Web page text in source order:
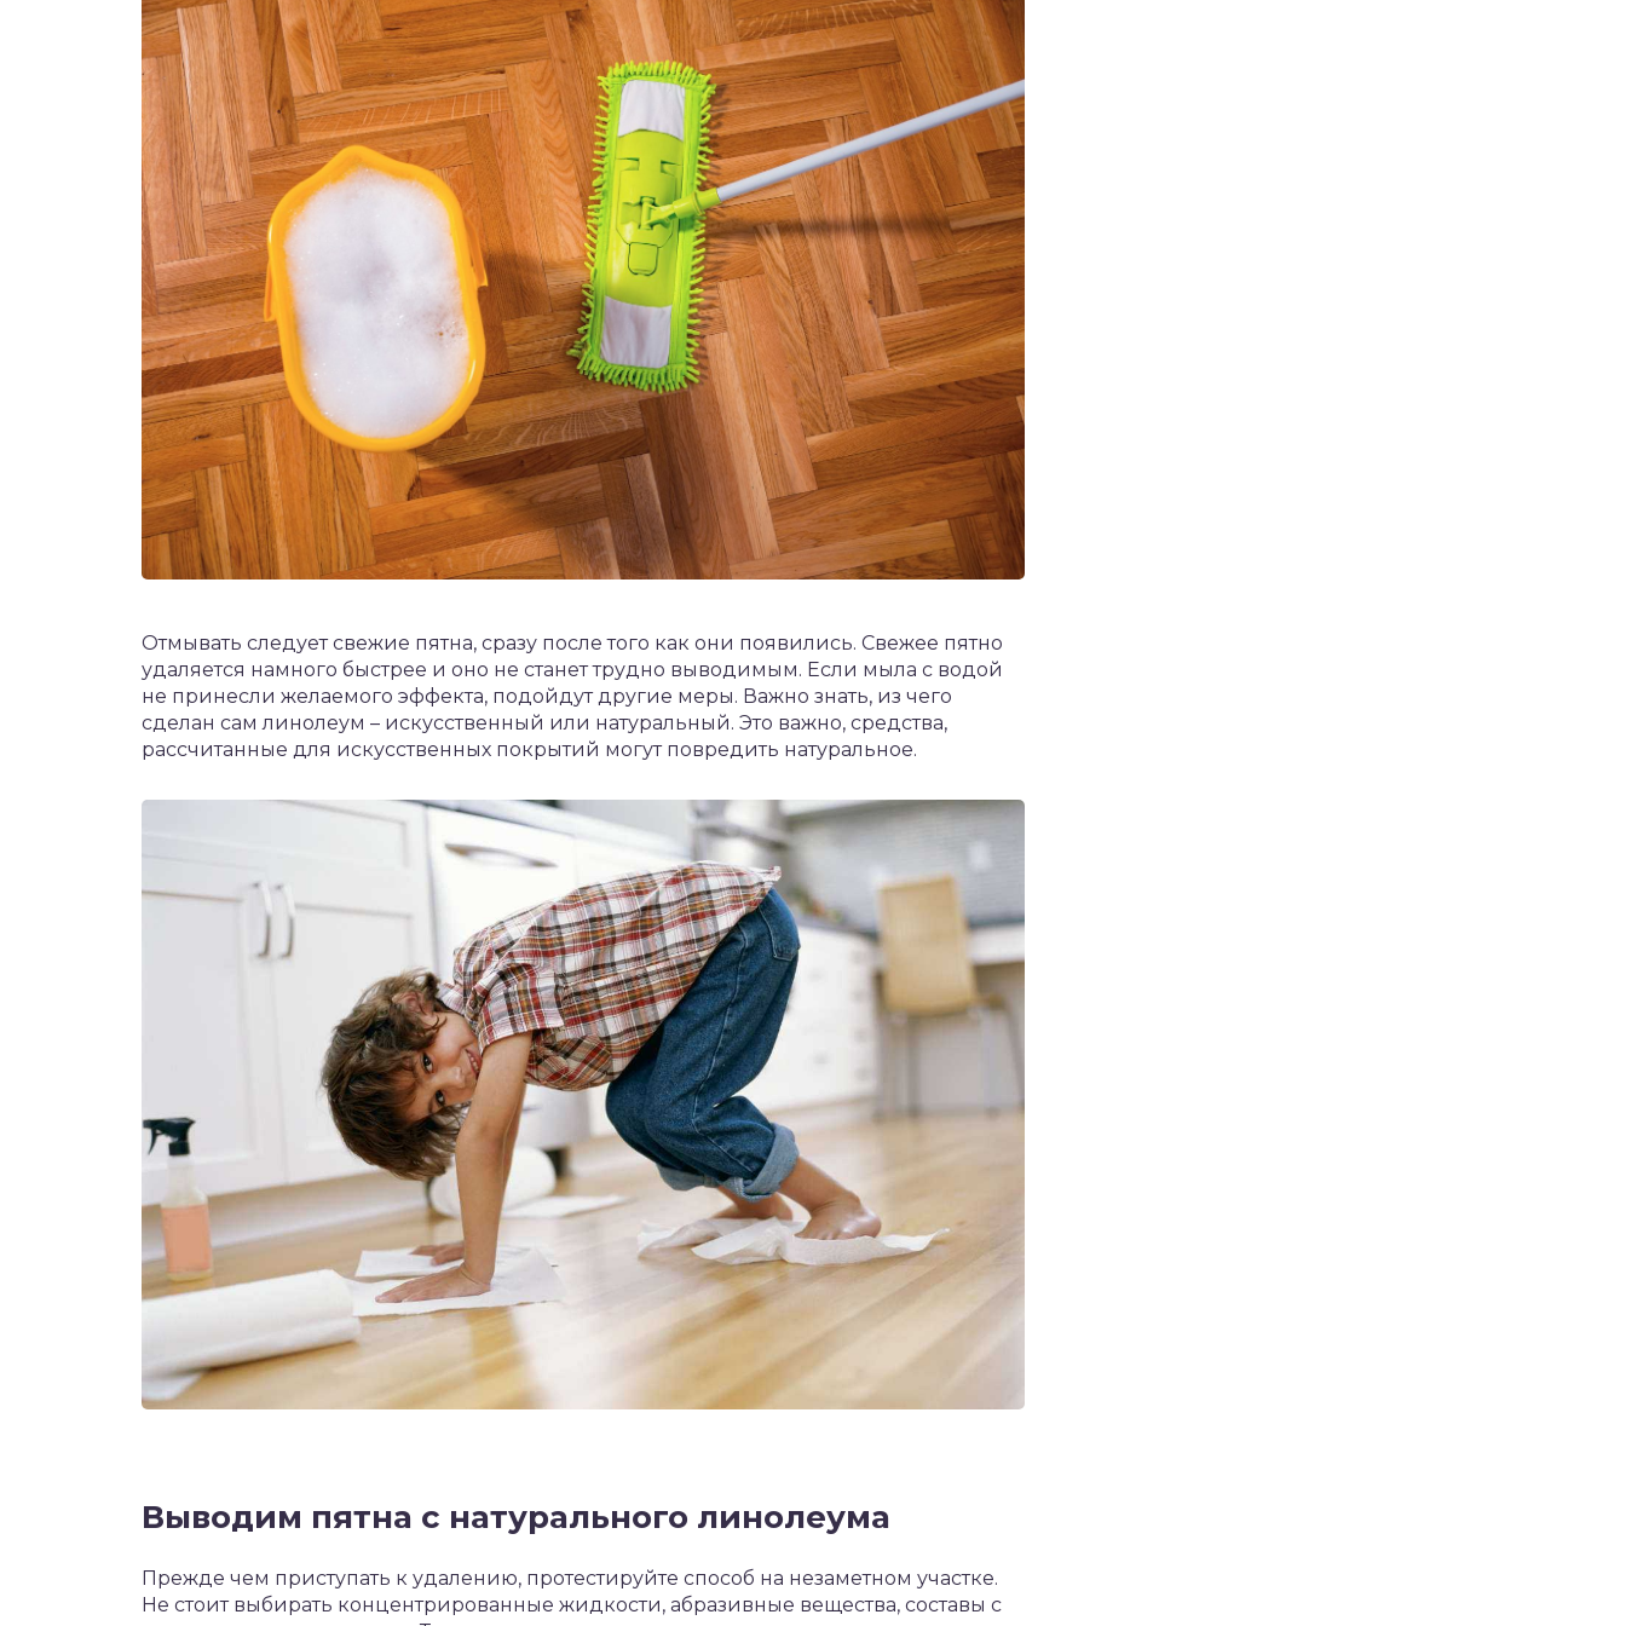
Отмывать следует свежие пятна, сразу после того как они появились. Свежее пятно
удаляется намного быстрее и оно не станет трудно выводимым. Если мыла с водой
не принесли желаемого эффекта, подойдут другие меры. Важно знать, из чего
сделан сам линолеум – искусственный или натуральный. Это важно, средства,
рассчитанные для искусственных покрытий могут повредить натуральное.
Выводим пятна с натурального линолеума
Прежде чем приступать к удалению, протестируйте способ на незаметном участке.
Не стоит выбирать концентрированные жидкости, абразивные вещества, составы с